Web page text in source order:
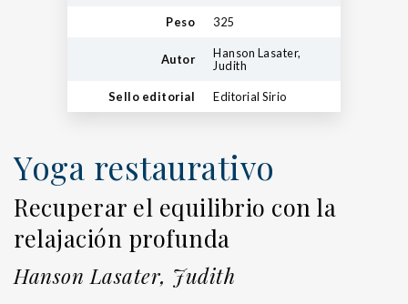
Peso 325
Autor
Hanson Lasater,
Judith
Sello editorial Editorial Sirio
Yoga restaurativo
Recuperar el equilibrio con la
relajación profunda
Hanson Lasater, Judith